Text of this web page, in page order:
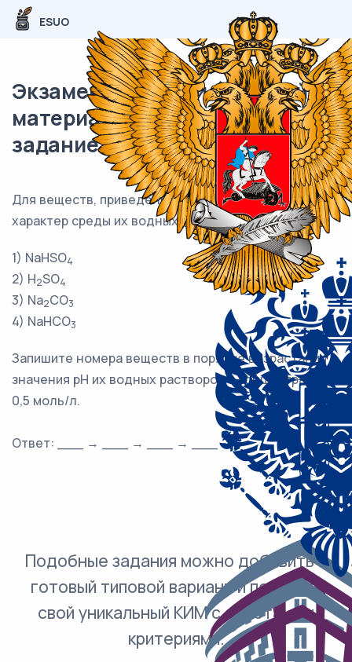
ESUO
Экзаменационный (типовой)
материал ЕГЭ / Химия / 21
задание (24) / 64
Для веществ, приведённых в перечне, определите
характер среды их водных растворов.
1) NaHSO4
2) H2SO4
3) Na2CO3
4) NaHCO3
Запишите номера веществ в порядке возрастания
значения pH их водных растворов с концентрацией
0,5 моль/л.
Ответ: ___ → ___ → ___ → ___
Подобные задания можно добавить в
готовый типовой вариант и получить
свой уникальный КИМ с ответами и
критериями.